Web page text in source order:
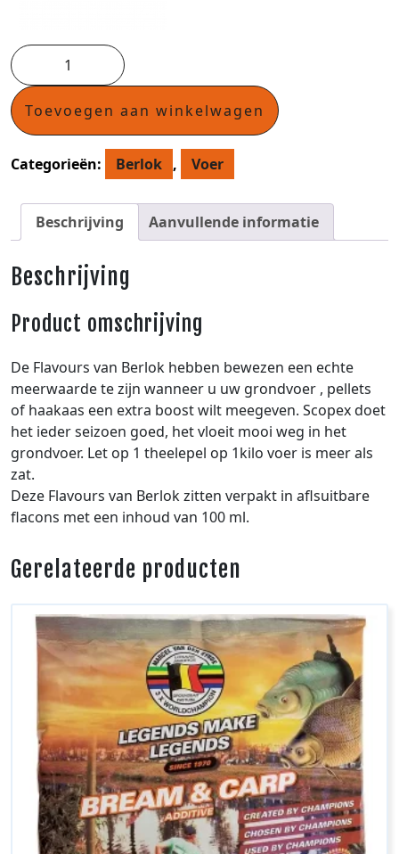
Toevoegen aan winkelwagen
Categorieën: Berlok , Voer
Beschrijving Aanvullende informatie
Beschrijving
Product omschrijving
De Flavours van Berlok hebben bewezen een echte
meerwaarde te zijn wanneer u uw grondvoer , pellets
of haakaas een extra boost wilt meegeven. Scopex doet
het ieder seizoen goed, het vloeit mooi weg in het
grondvoer. Let op 1 theelepel op 1kilo voer is meer als
zat.
Deze Flavours van Berlok zitten verpakt in aflsuitbare
flacons met een inhoud van 100 ml.
Gerelateerde producten